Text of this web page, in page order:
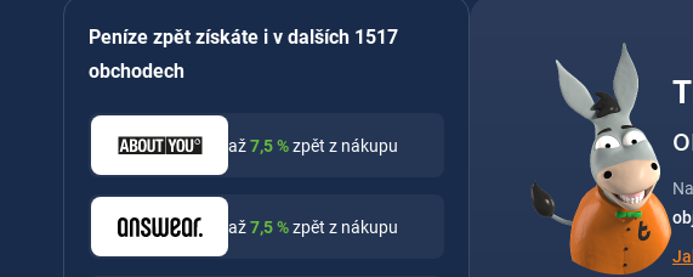
Peníze zpět získáte i v dalších 1517
obchodech
až7,5%zpět z nákupu
až7,5%zpět z nákupu